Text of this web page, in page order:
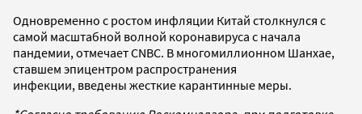
Одновременно с ростом инфляции Китай столкнулся с
самой масштабной волной коронавируса с начала
пандемии, отмечает CNBC. В многомиллионном Шанхае,
ставшем эпицентром распространения
инфекции, введены жесткие карантинные меры.